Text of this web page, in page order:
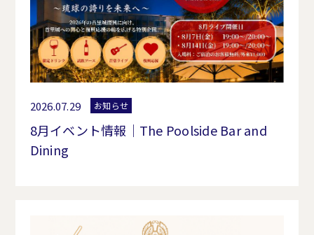
2026.07.29 お知らせ
8月イベント情報｜The Poolside Bar and
Dining